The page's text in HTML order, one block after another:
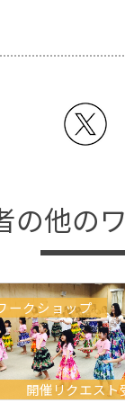
の他の
ークショップ
開催リクエスト